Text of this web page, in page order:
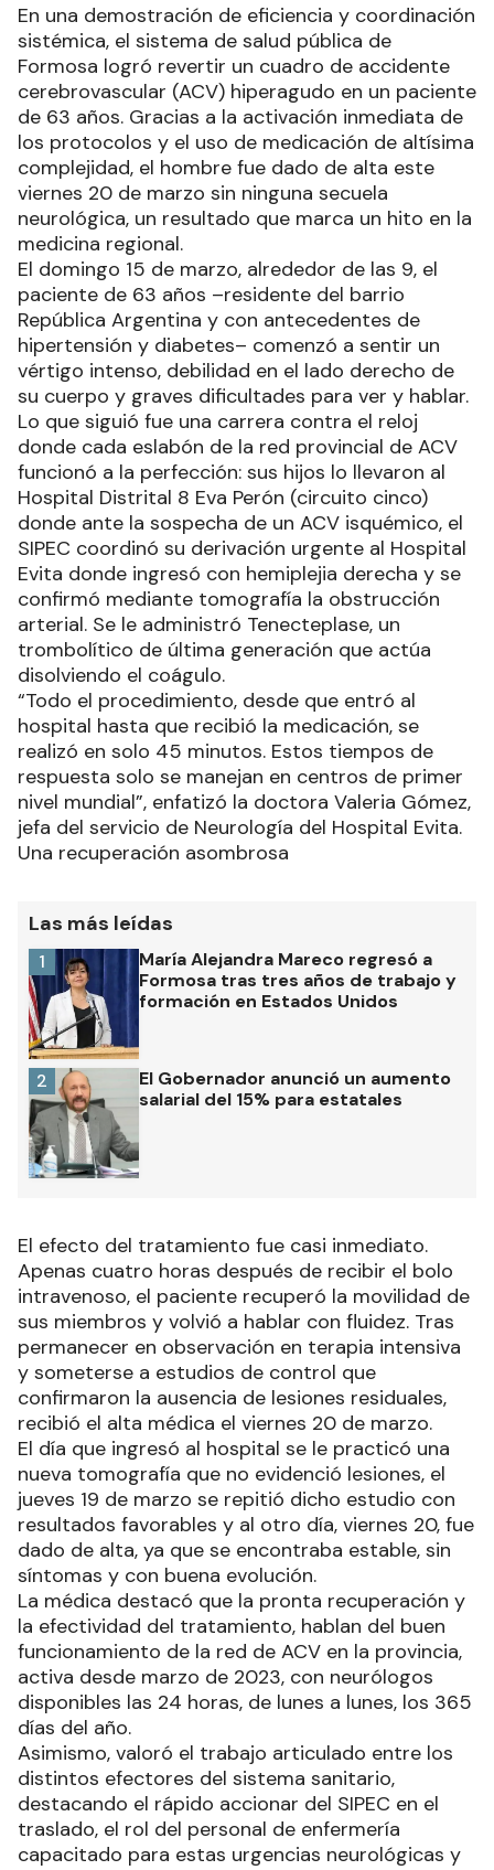
En una demostración de eficiencia y coordinación
sistémica, el sistema de salud pública de
Formosa logró revertir un cuadro de accidente
cerebrovascular (ACV) hiperagudo en un paciente
de 63 años. Gracias a la activación inmediata de
los protocolos y el uso de medicación de altísima
complejidad, el hombre fue dado de alta este
viernes 20 de marzo sin ninguna secuela
neurológica, un resultado que marca un hito en la
medicina regional.
El domingo 15 de marzo, alrededor de las 9, el
paciente de 63 años –residente del barrio
República Argentina y con antecedentes de
hipertensión y diabetes– comenzó a sentir un
vértigo intenso, debilidad en el lado derecho de
su cuerpo y graves dificultades para ver y hablar.
Lo que siguió fue una carrera contra el reloj
donde cada eslabón de la red provincial de ACV
funcionó a la perfección: sus hijos lo llevaron al
Hospital Distrital 8 Eva Perón (circuito cinco)
donde ante la sospecha de un ACV isquémico, el
SIPEC coordinó su derivación urgente al Hospital
Evita donde ingresó con hemiplejia derecha y se
confirmó mediante tomografía la obstrucción
arterial. Se le administró Tenecteplase, un
trombolítico de última generación que actúa
disolviendo el coágulo.
“Todo el procedimiento, desde que entró al
hospital hasta que recibió la medicación, se
realizó en solo 45 minutos. Estos tiempos de
respuesta solo se manejan en centros de primer
nivel mundial”, enfatizó la doctora Valeria Gómez,
jefa del servicio de Neurología del Hospital Evita.
Una recuperación asombrosa
Las más leídas
María Alejandra Mareco regresó a
Formosa tras tres años de trabajo y
formación en Estados Unidos
1
El Gobernador anunció un aumento
salarial del 15% para estatales
2
El efecto del tratamiento fue casi inmediato.
Apenas cuatro horas después de recibir el bolo
intravenoso, el paciente recuperó la movilidad de
sus miembros y volvió a hablar con fluidez. Tras
permanecer en observación en terapia intensiva
y someterse a estudios de control que
confirmaron la ausencia de lesiones residuales,
recibió el alta médica el viernes 20 de marzo.
El día que ingresó al hospital se le practicó una
nueva tomografía que no evidenció lesiones, el
jueves 19 de marzo se repitió dicho estudio con
resultados favorables y al otro día, viernes 20, fue
dado de alta, ya que se encontraba estable, sin
síntomas y con buena evolución.
La médica destacó que la pronta recuperación y
la efectividad del tratamiento, hablan del buen
funcionamiento de la red de ACV en la provincia,
activa desde marzo de 2023, con neurólogos
disponibles las 24 horas, de lunes a lunes, los 365
días del año.
Asimismo, valoró el trabajo articulado entre los
distintos efectores del sistema sanitario,
destacando el rápido accionar del SIPEC en el
traslado, el rol del personal de enfermería
capacitado para estas urgencias neurológicas y